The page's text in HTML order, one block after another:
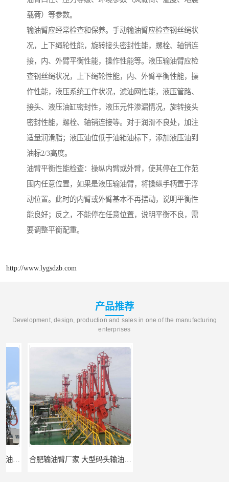
载荷）等参数。
输油臂应经常检查和保养。手动输油臂应检查钢丝绳状
况，上下绳轮性能，旋转接头密封性能，螺栓、轴销连
接，内、外臂平衡性能，操作性能等。液压输油臂应检
查钢丝绳状况，上下绳轮性能，内、外臂平衡性能，操
作性能，液压系统工作状况，滤油网性能，液压管路、
接头、液压油缸密封性，液压元件渗漏情况，旋转接头
密封性能，螺栓、轴销连接等。对于润滑不良处，加注
适量润滑脂；液压油位低于油箱油标下，添加液压油到
油标2/3高度。
油臂平衡性能检查：操纵内臂或外臂，使其停在工作范
围内任意位置，如果是液压输油臂，将操纵手柄置于浮
动位置。此时的内臂或外臂基本不再摆动，说明平衡性
能良好；反之，不能停在任意位置，说明平衡不良，需
要调整平衡配重。
http://www.lygsdzb.com
产品推荐
Development, design, production and sales in one of the manufacturing
enterprises
合肥输油臂厂家 大型码头输油臂 输油臂安装